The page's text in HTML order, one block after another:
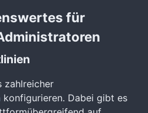
für
zahlreicher
konfigurieren. Dabei gibt es